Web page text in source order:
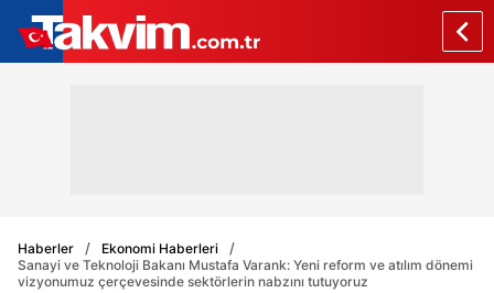
Haberler
Ekonomi Haberleri
Sanayi ve Teknoloji Bakanı Mustafa Varank: Yeni reform ve atılım dönemi
vizyonumuz çerçevesinde sektörlerin nabzını tutuyoruz